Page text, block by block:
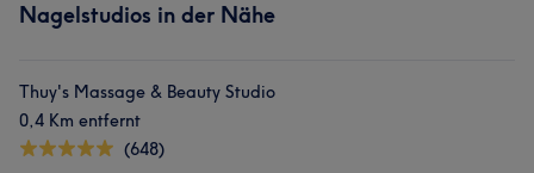
Nagelstudios in der Nähe
Thuy's Massage & Beauty Studio
0,4 Km entfernt
(648)